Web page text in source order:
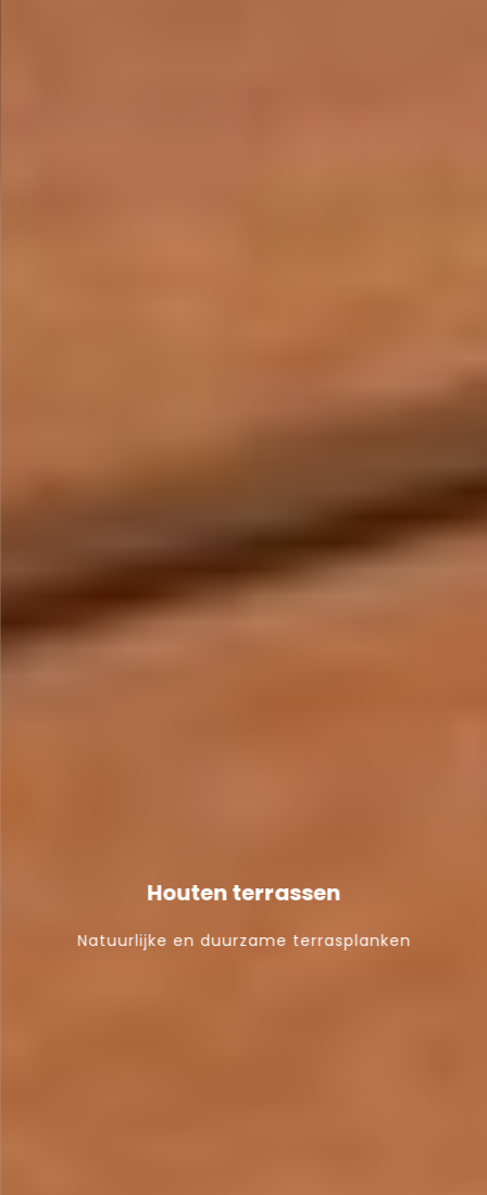
Houten terrassen
Natuurlijke en duurzame terrasplanken